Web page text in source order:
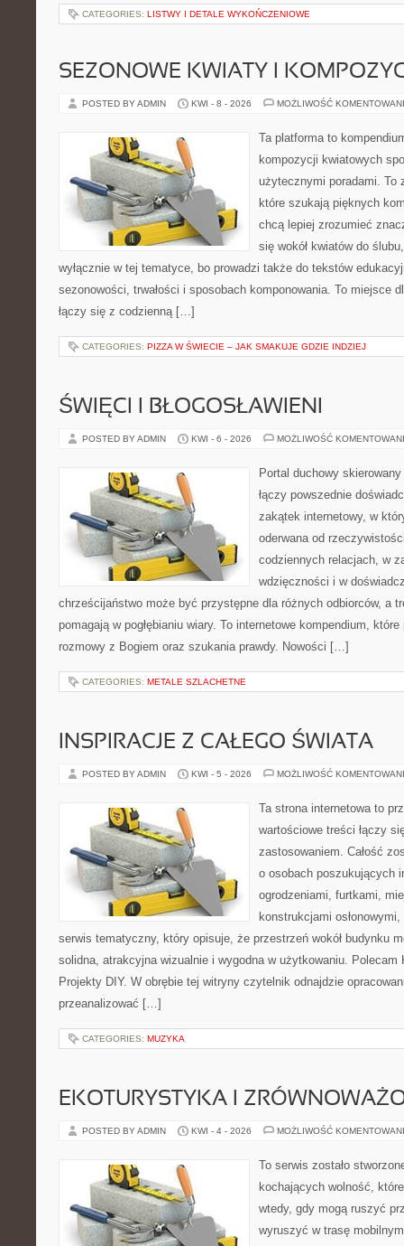
CATEGORIES: LISTWY I DETALE WYKOŃCZENIOWE
SEZONOWE KWIATY I
POSTED BY ADMIN KWI - 8 - 2026 MOŻLIWOŚĆ
Ta platforma to
kompozycji kwiatowych
użytecznymi poradami. To
które szukają pięknych
chcą lepiej zrozumieć
się wokół kwiatów do
wyłącznie w tej tematyce, bo prowadzi także do tekstów
sezonowości, trwałości i sposobach komponowania. To miejsce
łączy się z codzienną […]
CATEGORIES: PIZZA W ŚWIECIE – JAK SMAKUJE GDZIE INDZIEJ
ŚWIĘCI I BŁOGOSŁAWIENI
POSTED BY ADMIN KWI - 6 - 2026 MOŻLIWOŚĆ
Portal duchowy
łączy powszednie
zakątek internetowy, w
oderwana od
codziennych relacjach, w
wdzięczności i w
chrześcijaństwo może być przystępne dla różnych odbiorców, a
pomagają w pogłębianiu wiary. To internetowe kompendium,
rozmowy z Bogiem oraz szukania prawdy. Nowości […]
CATEGORIES: METALE SZLACHETNE
INSPIRACJE Z CAŁEGO ŚWIATA
POSTED BY ADMIN KWI - 5 - 2026 MOŻLIWOŚĆ
Ta strona internetowa to
wartościowe treści łączy
zastosowaniem. Całość
o osobach poszukujących
ogrodzeniami, furtkami,
konstrukcjami
serwis tematyczny, który opisuje, że przestrzeń wokół budynku
solidna, atrakcyjna wizualnie i wygodna w użytkowaniu. Polecam
Projekty DIY. W obrębie tej witryny czytelnik odnajdzie
przeanalizować […]
CATEGORIES: MUZYKA
EKOTURYSTYKA I
POSTED BY ADMIN KWI - 4 - 2026 MOŻLIWOŚĆ
To serwis zostało
kochających wolność,
wtedy, gdy mogą ruszyć
wyruszyć w trasę